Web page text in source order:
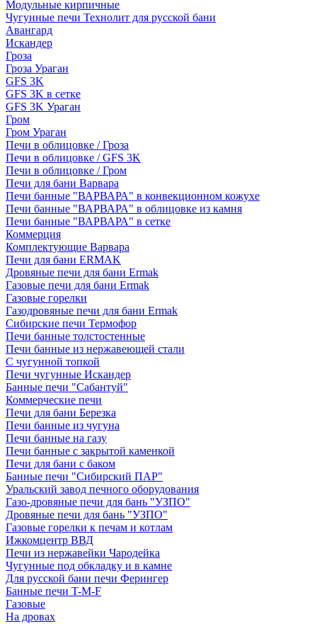
Модульные кирпичные
Чугунные печи Технолит для русской бани
Авангард
Искандер
Гроза
Гроза Ураган
GFS 3K
GFS 3K в сетке
GFS 3K Ураган
Гром
Гром Ураган
Печи в облицовке / Гроза
Печи в облицовке / GFS 3K
Печи в облицовке / Гром
Печи для бани Варвара
Печи банные "ВАРВАРА" в конвекционном кожухе
Печи банные "ВАРВАРА" в облицовке из камня
Печи банные "ВАРВАРА" в сетке
Коммерция
Комплектующие Варвара
Печи для бани ERMAK
Дровяные печи для бани Ermak
Газовые печи для бани Ermak
Газовые горелки
Газодровяные печи для бани Ermak
Сибирские печи Термофор
Печи банные толстостенные
Печи банные из нержавеющей стали
С чугунной топкой
Печи чугунные Искандер
Банные печи "Сабантуй"
Коммерческие печи
Печи для бани Березка
Печи банные из чугуна
Печи банные на газу
Печи банные с закрытой каменкой
Печи для бани с баком
Банные печи "Сибирский ПАР"
Уральский завод печного оборудования
Газо-дровяные печи для бань "УЗПО"
Дровяные печи для бань "УЗПО"
Газовые горелки к печам и котлам
Ижкомцентр ВВД
Печи из нержавейки Чародейка
Чугунные под обкладку и в камне
Для русской бани печи Ферингер
Банные печи T-M-F
Газовые
На дровах